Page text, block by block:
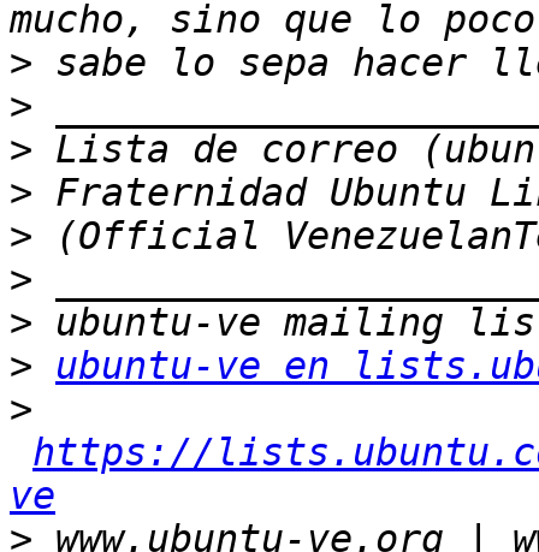
>
>
>
>
>
>
>
>
ubuntu-ve en
>
https://
ve
>